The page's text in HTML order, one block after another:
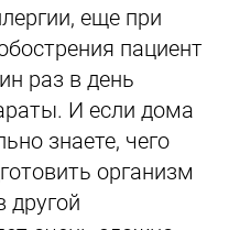
еще при
пациент
раз в день
И если дома
знаете, чего
организм
другой